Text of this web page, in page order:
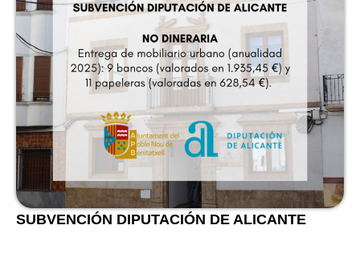
SUBVENCIÓN DIPUTACIÓN DE ALICANTE